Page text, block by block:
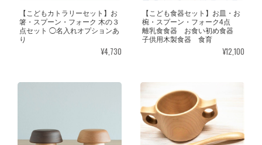
【こどもカトラリーセット】お
箸・スプーン・フォーク 木の３
点セット ◯名入れオプションあ
り
¥4,730
【こども食器セット】お皿・お
椀・スプーン・フォーク4点
離乳食食器 お食い初め食器
子供用木製食器 食育
¥12,100